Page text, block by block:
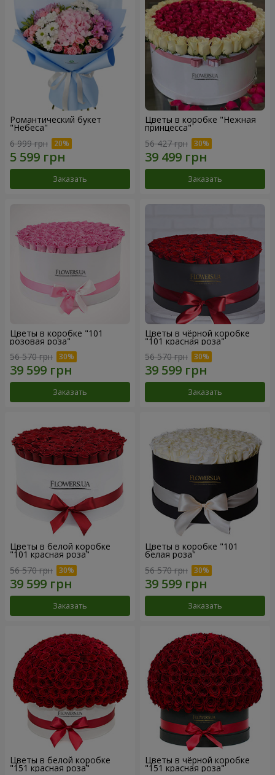
Романтический букет
"Небеса"
6 999 грн
Заказать
Цветы в коробке "Нежная
принцесса"
56 427 грн
Заказать
Цветы в коробке "101
розовая роза"
56 570 грн
Заказать
Цветы в чёрной коробке
"101 красная роза"
56 570 грн
Заказать
Цветы в белой коробке
"101 красная роза"
56 570 грн
Заказать
Цветы в коробке "101
белая роза"
56 570 грн
Заказать
Цветы в белой коробке
"151 красная роза"
Цветы в чёрной коробке
"151 красная роза"